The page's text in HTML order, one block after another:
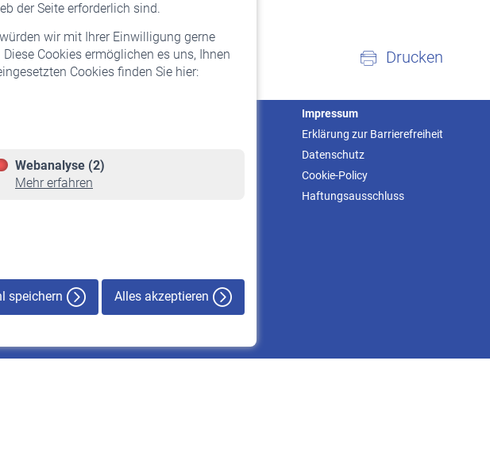
der Seite erforderlich sind.
wir mit Ihrer Einwilligung gerne
Cookies ermöglichen es uns, Ihnen
Cookies finden Sie hier:
Webanalyse (2)
Mehr erfahren
speichern Alles akzeptieren
Drucken
Impressum
Erklärung zur Barrierefreiheit
Datenschutz
Cookie-Policy
Haftungsausschluss